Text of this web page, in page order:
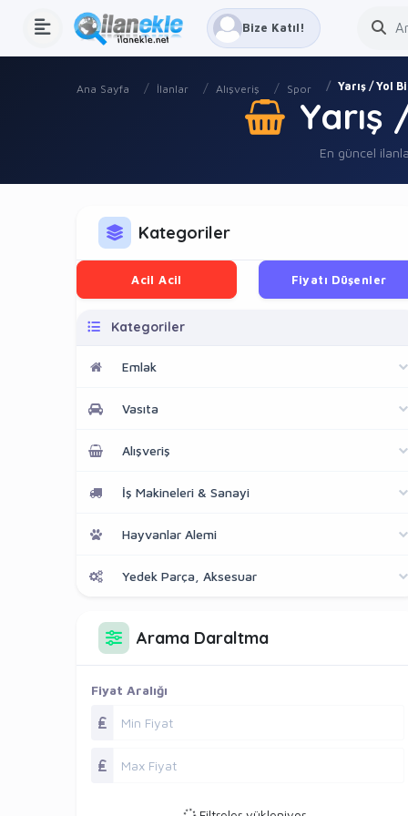
Bize Katıl!
Ana Sayfa İlanlar Alışveriş Spor Yarış / Yol
Yarış
En güncel
Kategoriler
Acil Acil Fiyatı Düşenler
Kategoriler
Emlak
Vasıta
Alışveriş
İş Makineleri & Sanayi
Hayvanlar Alemi
Yedek Parça, Aksesuar
Arama Daraltma
Fiyat Aralığı